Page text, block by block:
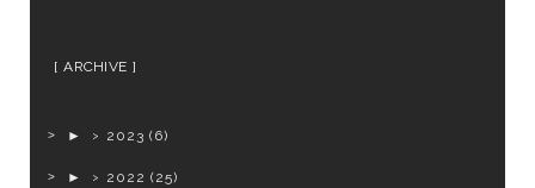
ARCHIVE
► 2023 (6)
► 2022 (25)